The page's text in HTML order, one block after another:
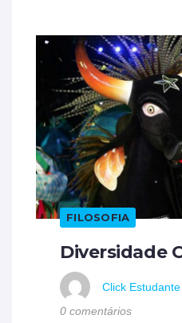
FILOSOFIA
Diversidade
Click Estudante
0 comentários